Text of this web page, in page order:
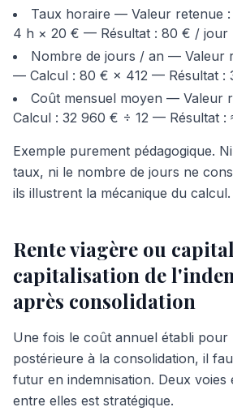
Taux horaire — Valeur retenue
4 h × 20 € — Résultat : 80 € / jour
Nombre de jours / an — Valeur
— Calcul : 80 € × 412 — Résultat :
Coût mensuel moyen —
Calcul : 32 960 € ÷ 12 — Résultat :
Exemple purement pédagogique.
taux, ni le nombre de jours ne
ils illustrent la mécanique du calcul.
Rente viagère ou
capitalisation de
après consolidation
Une fois le coût annuel établi pour
postérieure à la consolidation, il
futur en indemnisation. Deux voies
entre elles est stratégique.